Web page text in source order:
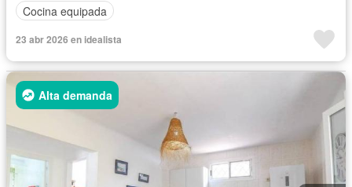
Cocina equipada
23 abr 2026 en idealista
Alta demanda